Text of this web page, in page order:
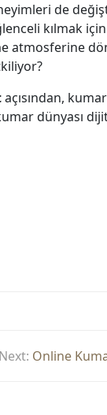
de
kılmak
atmosferine
açısından,
kumar
Next: Online